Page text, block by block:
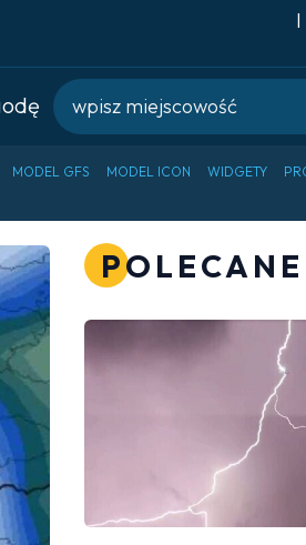
|
MODEL GFS MODEL ICON WIDGETY
POLECANE